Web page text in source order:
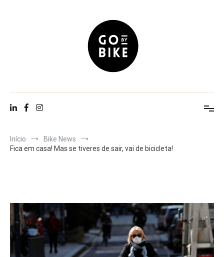
Go By Bike
Início
Bike News
Fica em casa! Mas se tiveres de sair, vai de bicicleta!